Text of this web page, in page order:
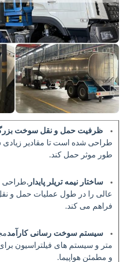
ظرفیت حمل و نقل سوخت
طراحی شده است تا مقادیر زیادی
طور موثر حمل کند.
ساختار نیمه تریلر پایدار.طراحی
عالی را در طول عملیات حمل و
فراهم می کند.
سیستم سوخت رسانی کارآمد
متر و سیستم های فیلتراسیون
و مطمئن هواپیما.